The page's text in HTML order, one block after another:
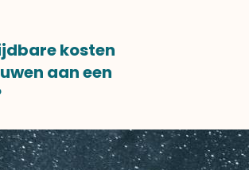
kosten
aan een